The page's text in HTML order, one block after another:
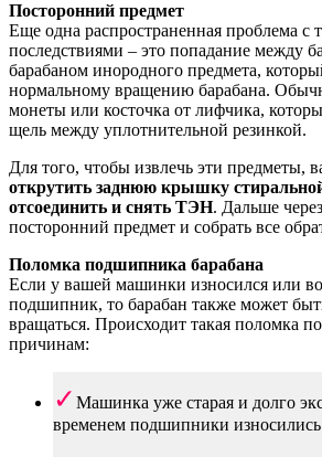
Посторонний предмет
Еще одна распространенная проблема с
последствиями – это попадание между
барабаном инородного предмета,
нормальному вращению барабана.
монеты или косточка от лифчика,
щель между уплотнительной резинкой.
Для того, чтобы извлечь эти предметы,
открутить заднюю крышку
отсоединить и снять ТЭН. Дальше
посторонний предмет и собрать все
Поломка подшипника барабана
Если у вашей машинки износился или
подшипник, то барабан также может
вращаться. Происходит такая поломка
причинам:
Машинка уже старая и долго
временем подшипники